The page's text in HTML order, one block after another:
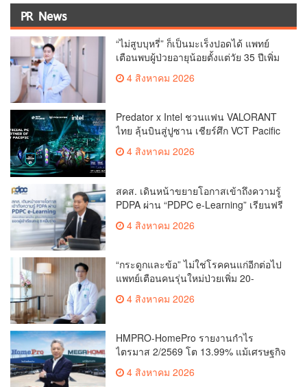
PR News
“ไม่สูบบุหรี่” ก็เป็นมะเร็งปอดได้ แพทย์
เตือนพบผู้ป่วยอายุน้อยตั้งแต่วัย 35 ปีเพิ่ม
ขึ้นคนไทยกว่า 70% รู้ตัวเมื่อโรคลุกลาม
4 สิงหาคม 2026
Predator x Intel ชวนแฟน VALORANT
ไทย ลุ้นบินสู่ปูซาน เชียร์ศึก VCT Pacific
Finals Busan ประเทศเกาหลีใต้ Predator
x Intel ชวนแฟน VALORANT ไทย ลุ้นบิน
สุดพิเศษตลอดทัวร์นาเมนต์
4 สิงหาคม 2026
สคส. เดินหน้าขยายโอกาสเข้าถึงความรู้
PDPA ผ่าน “PDPC e-Learning” เรียนฟรี
อดศักยภาพคนไทยสู่สังคมดิจิทัลปลอดภัย
แล้ว
4 สิงหาคม 2026
“กระดูกและข้อ” ไม่ใช่โรคคนแก่อีกต่อไป
แพทย์เตือนคนรุ่นใหม่ป่วยเพิ่ม 20-
กระแสกีฬา
4 สิงหาคม 2026
HMPRO-HomePro รายงานกำไร
ไตรมาส 2/2569 โต 13.99% แม้เศรษฐกิจ
ผันผวนเดินหน้าขยายสาขา เสริมพอร์ต
Private Brand ดัน Gross Margin เพิ่มขึ้น
4 สิงหาคม 2026